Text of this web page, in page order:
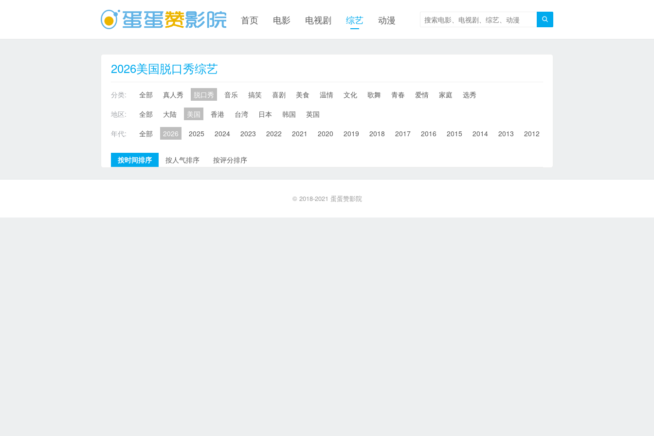

首页 电影 电视剧 综艺 动漫
2026美国脱口秀综艺
分类: 全部 真人秀 脱口秀 音乐 搞笑 喜剧 美食 温情 文化 歌舞 青春 爱情 家庭
选秀
地区:
全部 大陆 美国 香港 台湾 日本 韩国
英国
年代:
全部 2026 2025 2024 2023 2022 2021 2020 2019 2018 2017 2016 2015 2014 2013 2012
按时间排序 按人气排序 按评分排序
© 2018-2021 蛋蛋赞影院